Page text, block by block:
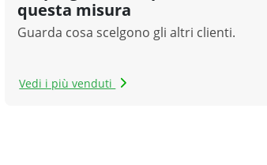
questa misura
Guarda cosa scelgono gli altri clienti.
Vedi i più venduti